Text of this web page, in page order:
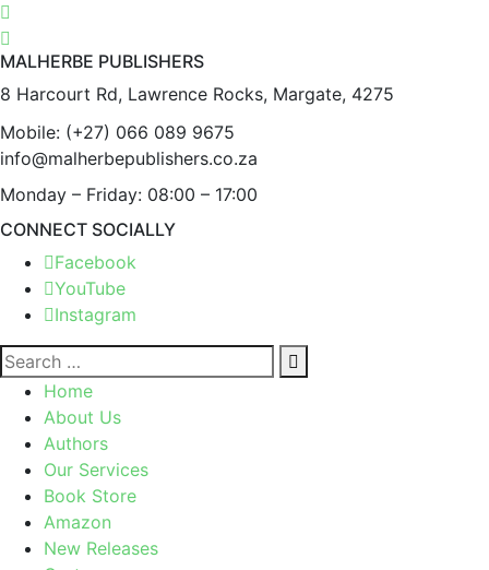
MALHERBE PUBLISHERS
8 Harcourt Rd, Lawrence Rocks, Margate, 4275
Mobile: (+27) 066 089 9675
info@malherbepublishers.co.za
Monday – Friday: 08:00 – 17:00
CONNECT SOCIALLY
Facebook
YouTube
Instagram
Home
About Us
Authors
Our Services
Book Store
Amazon
New Releases